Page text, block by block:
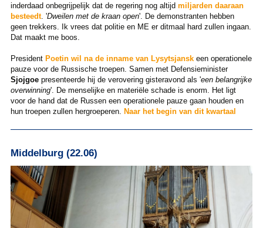
inderdaad onbegrijpelijk dat de regering nog altijd miljarden daaraan
besteedt. 'Dweilen met de kraan open'. De demonstranten hebben
geen trekkers. Ik vrees dat politie en ME er ditmaal hard zullen ingaan.
Dat maakt me boos.
President Poetin wil na de inname van Lysytsjanskeen operationele
pauze voor de Russische troepen. Samen met Defensieminister
Sjojgoepresenteerde hij de verovering gisteravond als 'een belangrijke
overwinning'. De menselijke en materiële schade is enorm. Het ligt
voor de hand dat de Russen een operationele pauze gaan houden en
hun troepen zullen hergroeperen. Naar het begin van dit kwartaal
Middelburg (22.06)